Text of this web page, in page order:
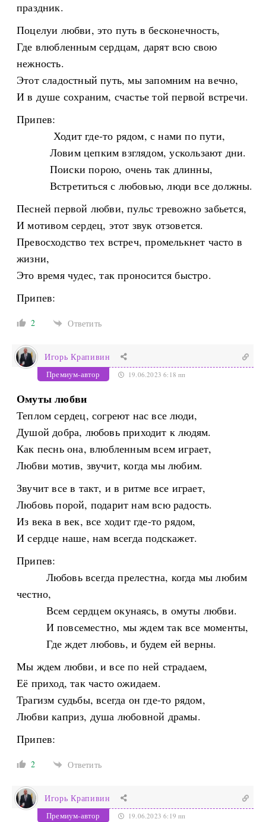
праздник.
Поцелуи любви, это путь в бесконечность,
Где влюбленным сердцам, дарят всю свою
нежность.
Этот сладостный путь, мы запомним на вечно,
И в душе сохраним, счастье той первой встречи.
Припев:
Ходит где-то рядом, с нами по пути,
Ловим цепким взглядом, ускользают дни.
Поиски порою, очень так длинны,
Встретиться с любовью, люди все должны.
Песней первой любви, пульс тревожно забьется,
И мотивом сердец, этот звук отзовется.
Превосходство тех встреч, промелькнет часто в
жизни,
Это время чудес, так проносится быстро.
Припев:
2 Ответить
Игорь Крапивин
Премиум-автор 19.06.2023 6:18 пп
Омуты любви
Теплом сердец, согреют нас все люди,
Душой добра, любовь приходит к людям.
Как песнь она, влюбленным всем играет,
Любви мотив, звучит, когда мы любим.
Звучит все в такт, и в ритме все играет,
Любовь порой, подарит нам всю радость.
Из века в век, все ходит где-то рядом,
И сердце наше, нам всегда подскажет.
Припев:
Любовь всегда прелестна, когда мы любим
честно,
Всем сердцем окунаясь, в омуты любви.
И повсеместно, мы ждем так все моменты,
Где ждет любовь, и будем ей верны.
Мы ждем любви, и все по ней страдаем,
Её приход, так часто ожидаем.
Трагизм судьбы, всегда он где-то рядом,
Любви каприз, душа любовной драмы.
Припев:
2 Ответить
Игорь Крапивин
Премиум-автор 19.06.2023 6:19 пп